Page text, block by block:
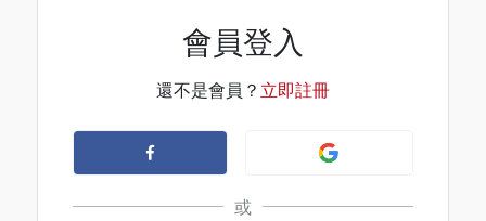
會員登入
還不是會員？ 立即註冊
或